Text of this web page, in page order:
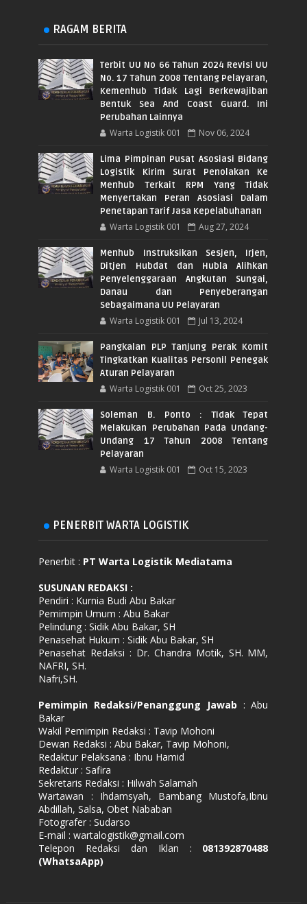
RAGAM BERITA
Terbit UU No 66 Tahun 2024 Revisi UU
No. 17 Tahun 2008 Tentang Pelayaran,
Kemenhub Tidak Lagi Berkewajiban
Bentuk Sea And Coast Guard. Ini
Perubahan Lainnya
Warta Logistik 001 Nov 06, 2024
Lima Pimpinan Pusat Asosiasi Bidang
Logistik Kirim Surat Penolakan Ke
Menhub Terkait RPM Yang Tidak
Menyertakan Peran Asosiasi Dalam
Penetapan Tarif Jasa Kepelabuhanan
Warta Logistik 001 Aug 27, 2024
Menhub Instruksikan Sesjen, Irjen,
Ditjen Hubdat dan Hubla Alihkan
Penyelenggaraan Angkutan Sungai,
Danau dan Penyeberangan
Sebagaimana UU Pelayaran
Warta Logistik 001 Jul 13, 2024
Pangkalan PLP Tanjung Perak Komit
Tingkatkan Kualitas Personil Penegak
Aturan Pelayaran
Warta Logistik 001 Oct 25, 2023
Soleman B. Ponto : Tidak Tepat
Melakukan Perubahan Pada Undang-
Undang 17 Tahun 2008 Tentang
Pelayaran
Warta Logistik 001 Oct 15, 2023
PENERBIT WARTA LOGISTIK
Penerbit : PT Warta Logistik Mediatama
SUSUNAN REDAKSI :
Pendiri : Kurnia Budi Abu Bakar
Pemimpin Umum : Abu Bakar
Pelindung : Sidik Abu Bakar, SH
Penasehat Hukum : Sidik Abu Bakar, SH
Penasehat Redaksi : Dr. Chandra Motik, SH. MM,
NAFRI, SH.
Nafri,SH.
Pemimpin Redaksi/Penanggung Jawab : Abu
Bakar
Wakil Pemimpin Redaksi : Tavip Mohoni
Dewan Redaksi : Abu Bakar, Tavip Mohoni,
Redaktur Pelaksana : Ibnu Hamid
Redaktur : Safira
Sekretaris Redaksi : Hilwah Salamah
Wartawan : Ihdamsyah, Bambang Mustofa,Ibnu
Abdillah, Salsa, Obet Nababan
Fotografer : Sudarso
E-mail : wartalogistik@gmail.com
Telepon Redaksi dan Iklan : 081392870488
(WhatsaApp)